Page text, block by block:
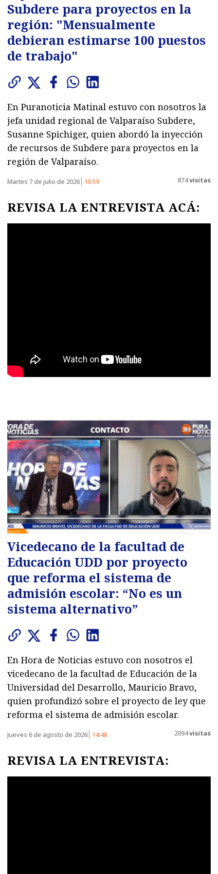
Subdere para proyectos en la
región: "Mensualmente
debieran estimarse 100 puestos
de trabajo"
En Puranoticia Matinal estuvo con nosotros la
jefa unidad regional de Valparaíso Subdere,
Susanne Spichiger, quien abordó la inyección
de recursos de Subdere para proyectos en la
región de Valparaíso.
Martes 7 de julio de 2026 10:59 874visitas
REVISA LA ENTREVISTA ACÁ:
Vicedecano de la facultad de
Educación UDD por proyecto
que reforma el sistema de
admisión escolar: “No es un
sistema alternativo”
En Hora de Noticias estuvo con nosotros el
vicedecano de la facultad de Educación de la
Universidad del Desarrollo, Mauricio Bravo,
quien profundizó sobre el proyecto de ley que
reforma el sistema de admisión escolar.
Jueves 6 de agosto de 2026 14:48 2094visitas
REVISA LA ENTREVISTA: